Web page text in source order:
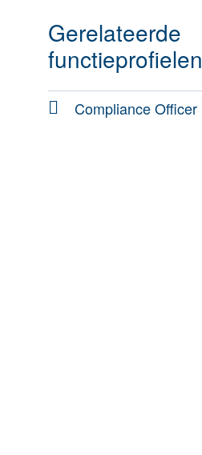
Gerelateerde
functieprofielen
Compliance Officer